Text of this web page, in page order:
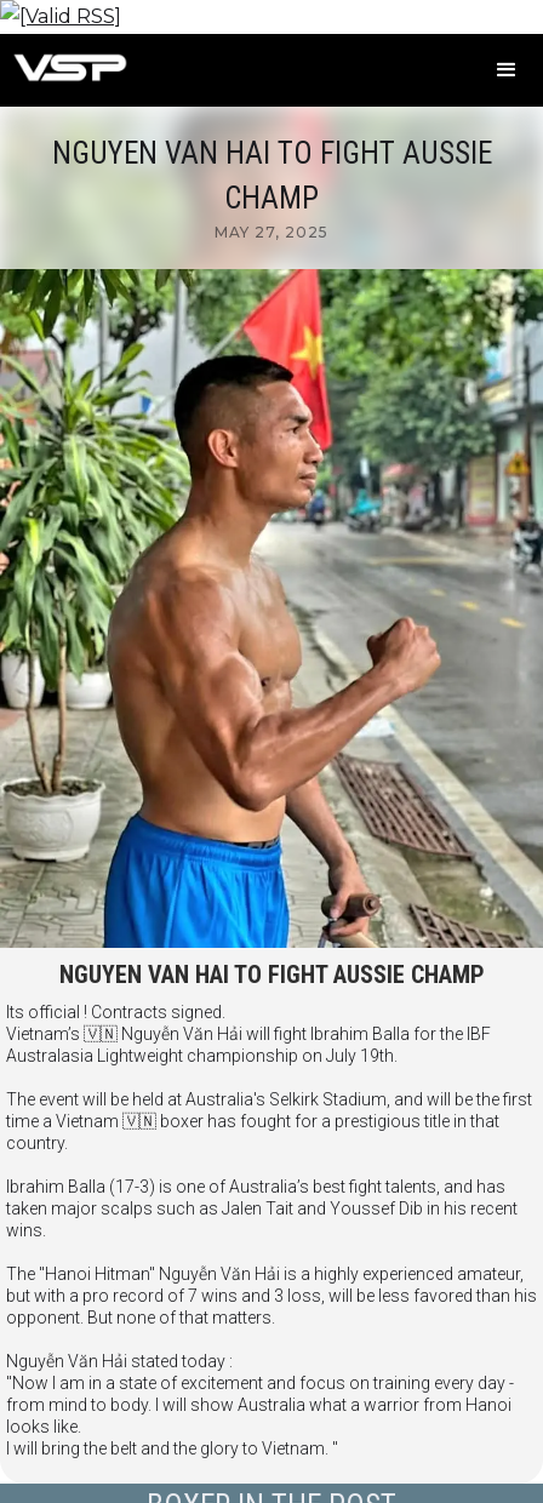
NGUYEN VAN HAI TO FIGHT AUSSIE
CHAMP
MAY 27, 2025
NGUYEN VAN HAI TO FIGHT AUSSIE CHAMP
Its official ! Contracts signed.
Vietnam’s 🇻🇳 Nguyễn Văn Hải will fight Ibrahim Balla for the IBF
Australasia Lightweight championship on July 19th.
The event will be held at Australia's Selkirk Stadium, and will be the first
time a Vietnam 🇻🇳 boxer has fought for a prestigious title in that
country.
Ibrahim Balla (17-3) is one of Australia’s best fight talents, and has
taken major scalps such as Jalen Tait and Youssef Dib in his recent
wins.
The "Hanoi Hitman" Nguyễn Văn Hải is a highly experienced amateur,
but with a pro record of 7 wins and 3 loss, will be less favored than his
opponent. But none of that matters.
Nguyễn Văn Hải stated today :
"Now I am in a state of excitement and focus on training every day -
from mind to body. I will show Australia what a warrior from Hanoi
looks like.
I will bring the belt and the glory to Vietnam. "